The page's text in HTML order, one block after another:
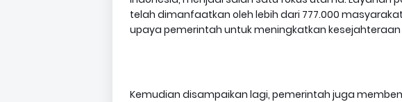
telah dimanfaatkan oleh lebih dari 777.000
upaya pemerintah untuk meningkatkan kesejahteraan
Kemudian disampaikan lagi, pemerintah juga